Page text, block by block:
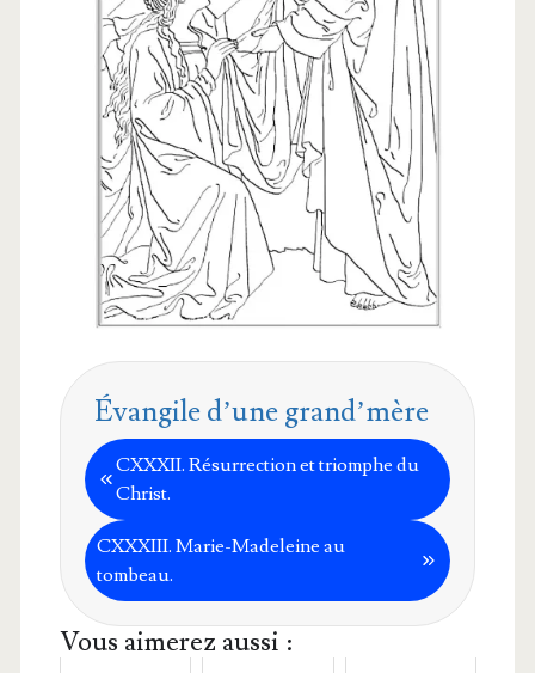
Évangile d’une grand’mère
CXXXII. Résur­rec­tion et triomphe du
Christ.
CXXXIII. Marie-Made­leine au
tombeau.
Vous aimerez aussi :